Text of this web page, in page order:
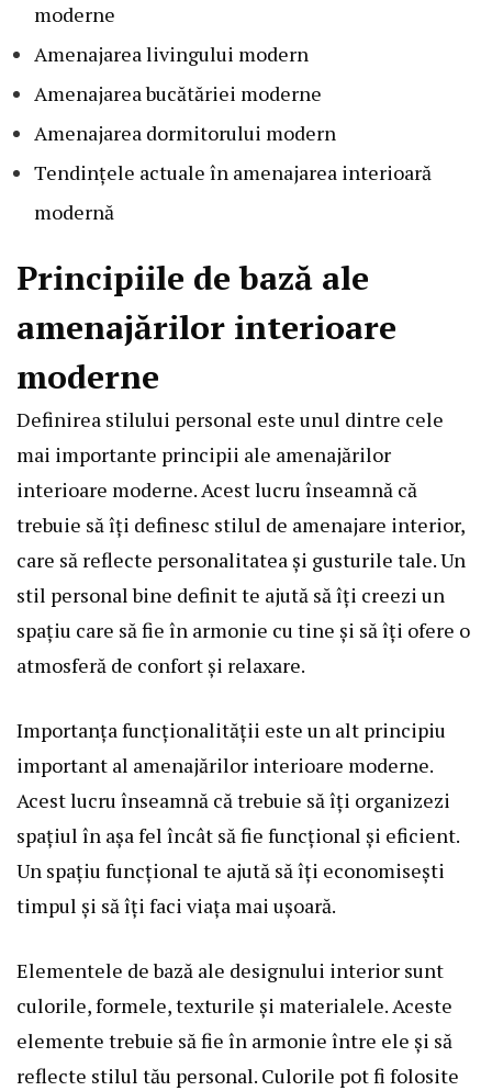
moderne
Amenajarea livingului modern
Amenajarea bucătăriei moderne
Amenajarea dormitorului modern
Tendințele actuale în amenajarea interioară
modernă
Principiile de bază ale
amenajărilor interioare
moderne
Definirea stilului personal este unul dintre cele
mai importante principii ale amenajărilor
interioare moderne. Acest lucru înseamnă că
trebuie să îți definesc stilul de amenajare interior,
care să reflecte personalitatea și gusturile tale. Un
stil personal bine definit te ajută să îți creezi un
spațiu care să fie în armonie cu tine și să îți ofere o
atmosferă de confort și relaxare.
Importanța funcționalității este un alt principiu
important al amenajărilor interioare moderne.
Acest lucru înseamnă că trebuie să îți organizezi
spațiul în așa fel încât să fie funcțional și eficient.
Un spațiu funcțional te ajută să îți economisești
timpul și să îți faci viața mai ușoară.
Elementele de bază ale designului interior sunt
culorile, formele, texturile și materialele. Aceste
elemente trebuie să fie în armonie între ele și să
reflecte stilul tău personal. Culorile pot fi folosite